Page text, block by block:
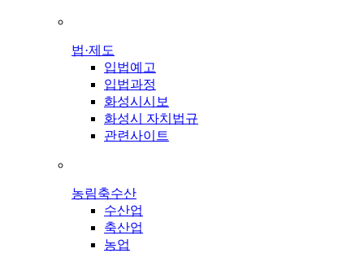
법·제도
입법예고
입법과정
화성시시보
화성시 자치법규
관련사이트
농림축수산
수산업
축산업
농업